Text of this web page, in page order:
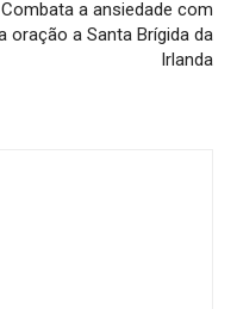
Combata a ansiedade com
oração a Santa Brígida da
Irlanda